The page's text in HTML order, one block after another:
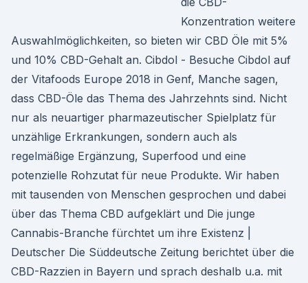
Konzentration weitere
Auswahlmöglichkeiten, so bieten wir CBD Öle mit 5%
und 10% CBD-Gehalt an. Cibdol - Besuche Cibdol auf
der Vitafoods Europe 2018 in Genf, Manche sagen,
dass CBD-Öle das Thema des Jahrzehnts sind. Nicht
nur als neuartiger pharmazeutischer Spielplatz für
unzählige Erkrankungen, sondern auch als
regelmäßige Ergänzung, Superfood und eine
potenzielle Rohzutat für neue Produkte. Wir haben
mit tausenden von Menschen gesprochen und dabei
über das Thema CBD aufgeklärt und Die junge
Cannabis-Branche fürchtet um ihre Existenz |
Deutscher Die Süddeutsche Zeitung berichtet über die
CBD-Razzien in Bayern und sprach deshalb u.a. mit